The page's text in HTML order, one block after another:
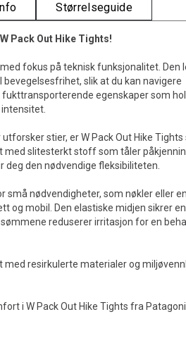
Størrelseguide
Pack Out Hike Tights!
fokus på teknisk funksjonalitet. Den
slik at du kan navigere
egenskaper som
stier, er W Pack Out Hike
med slitesterkt stoff som tåler
den nødvendige fleksibiliteten.
små nødvendigheter, som nøkler eller en
og mobil. Den elastiske midjen sikrer en
reduserer irritasjon for en
med resirkulerte materialer og
i W Pack Out Hike Tights fra